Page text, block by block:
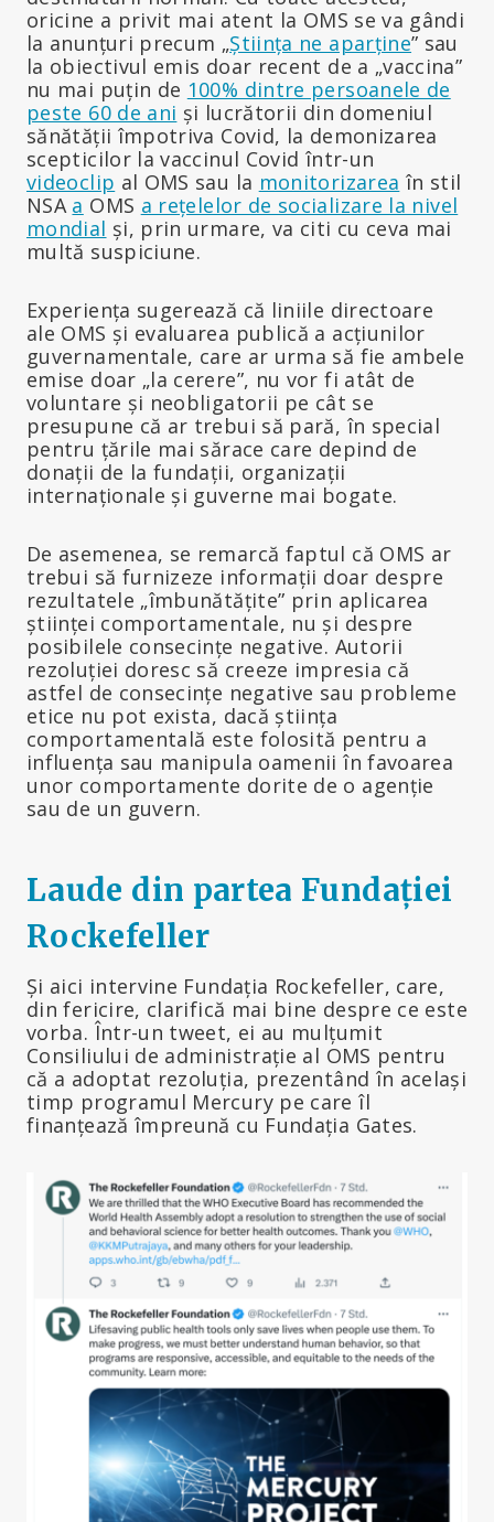
oricine a privit mai atent la OMS se va gândi
la anunțuri precum „Știința ne aparține” sau
la obiectivul emis doar recent de a „vaccina”
nu mai puțin de 100% dintre persoanele de
peste 60 de ani și lucrătorii din domeniul
sănătății împotriva Covid, la demonizarea
scepticilor la vaccinul Covid într-un
videoclip al OMS sau la monitorizarea în stil
NSA a OMS a rețelelor de socializare la nivel
mondial și, prin urmare, va citi cu ceva mai
multă suspiciune.
Experiența sugerează că liniile directoare
ale OMS și evaluarea publică a acțiunilor
guvernamentale, care ar urma să fie ambele
emise doar „la cerere”, nu vor fi atât de
voluntare și neobligatorii pe cât se
presupune că ar trebui să pară, în special
pentru țările mai sărace care depind de
donații de la fundații, organizații
internaționale și guverne mai bogate.
De asemenea, se remarcă faptul că OMS ar
trebui să furnizeze informații doar despre
rezultatele „îmbunătățite” prin aplicarea
științei comportamentale, nu și despre
posibilele consecințe negative. Autorii
rezoluției doresc să creeze impresia că
astfel de consecințe negative sau probleme
etice nu pot exista, dacă știința
comportamentală este folosită pentru a
influența sau manipula oamenii în favoarea
unor comportamente dorite de o agenție
sau de un guvern.
Laude din partea Fundației
Rockefeller
Și aici intervine Fundația Rockefeller, care,
din fericire, clarifică mai bine despre ce este
vorba. Într-un tweet, ei au mulțumit
Consiliului de administrație al OMS pentru
că a adoptat rezoluția, prezentând în același
timp programul Mercury pe care îl
finanțează împreună cu Fundația Gates.